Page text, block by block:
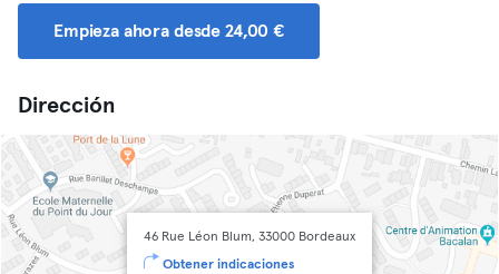
Empieza ahora desde 24,00 €
Dirección
46 Rue Léon Blum, 33000 Bordeaux
Obtener indicaciones